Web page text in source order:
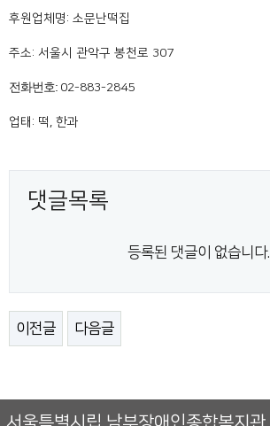
후원업체명: 소문난떡집
주소: 서울시 관악구 봉천로 307
전화번호: 02-883-2845
업태: 떡, 한과
댓글목록
등록된 댓글이 없습니다.
이전글 다음글